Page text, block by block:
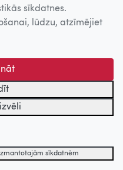
sīkdatnes.
lūdzu, atzīmējiet
sīkdatnēm